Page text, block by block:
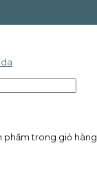
phẩm trong giỏ hàng.